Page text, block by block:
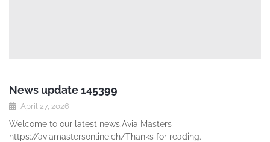
News update 145399
April 27, 2026
Welcome to our latest news.Avia Masters
https://aviamastersonline.ch/Thanks for reading.